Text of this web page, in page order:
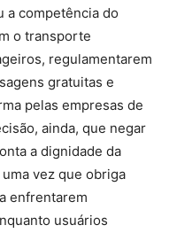
a competência do
o transporte
regulamentarem
gratuitas e
pelas empresas de
ainda, que negar
a dignidade da
vez que obriga
enfrentarem
usuários